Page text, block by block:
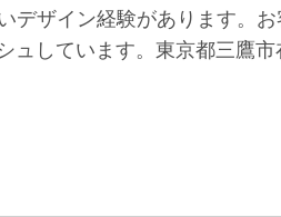
デザイン経験があります。
しています。東京都三鷹市